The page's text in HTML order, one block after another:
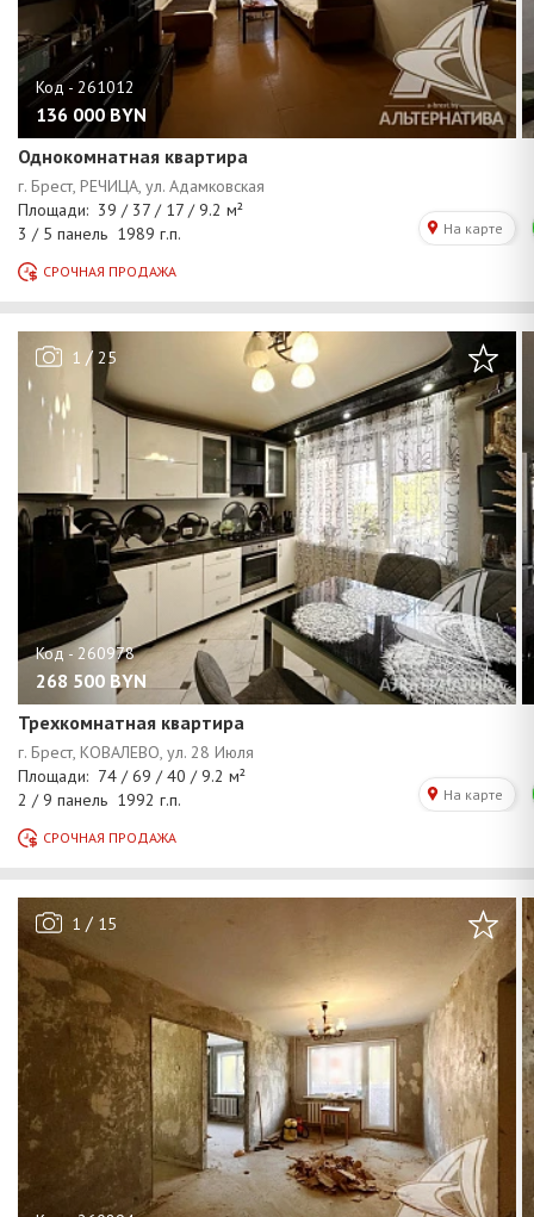
136 000 BYN
Однокомнатная квартира
1 / 25
268 500 BYN
Трехкомнатная квартира
1 / 15